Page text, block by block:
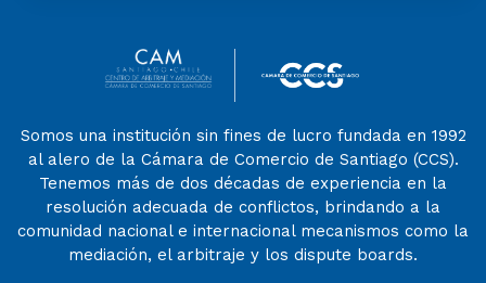
Somos una institución sin fines de lucro fundada en 1992
al alero de la Cámara de Comercio de Santiago (CCS).
Tenemos más de dos décadas de experiencia en la
resolución adecuada de conflictos, brindando a la
comunidad nacional e internacional mecanismos como la
mediación, el arbitraje y los dispute boards.